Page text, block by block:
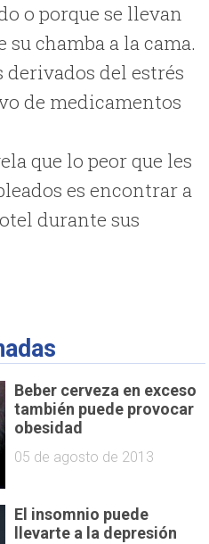
o porque se llevan
su chamba a la cama.
derivados del estrés
de medicamentos
que lo peor que les
es encontrar a
durante sus
Beber cerveza en exceso
también puede provocar
obesidad
05 de agosto de 2013
El insomnio puede
llevarte a la depresión